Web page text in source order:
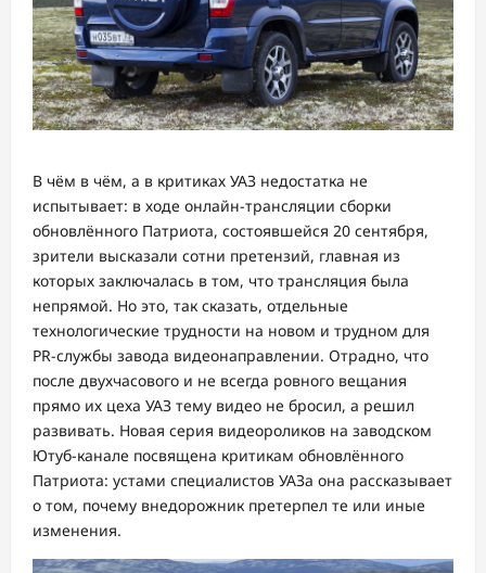
В чём в чём, а в критиках УАЗ недостатка не
испытывает: в ходе онлайн-трансляции сборки
обновлённого Патриота, состоявшейся 20 сентября,
зрители высказали сотни претензий, главная из
которых заключалась в том, что трансляция была
непрямой. Но это, так сказать, отдельные
технологические трудности на новом и трудном для
PR-службы завода видеонаправлении. Отрадно, что
после двухчасового и не всегда ровного вещания
прямо их цеха УАЗ тему видео не бросил, а решил
развивать. Новая серия видеороликов на заводском
Ютуб-канале посвящена критикам обновлённого
Патриота: устами специалистов УАЗа она рассказывает
о том, почему внедорожник претерпел те или иные
изменения.